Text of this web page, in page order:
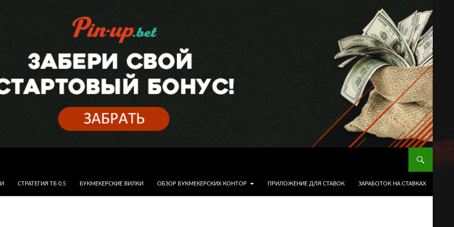
СТРАТЕГИЯ ТБ 0.5 БУКМЕКЕРСКИЕ ВИЛКИ ОБЗОР БУКМЕКЕРСКИХ КОНТОР ПРИЛОЖЕНИЕ ДЛЯ СТАВОК ЗАРАБОТОК НА СТАВКАХ